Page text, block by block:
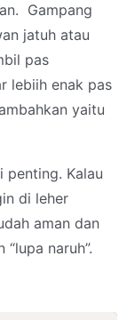
Gampang
jatuh atau
pas
lebiih enak pas
yaitu
penting. Kalau
di leher
aman dan
naruh”.